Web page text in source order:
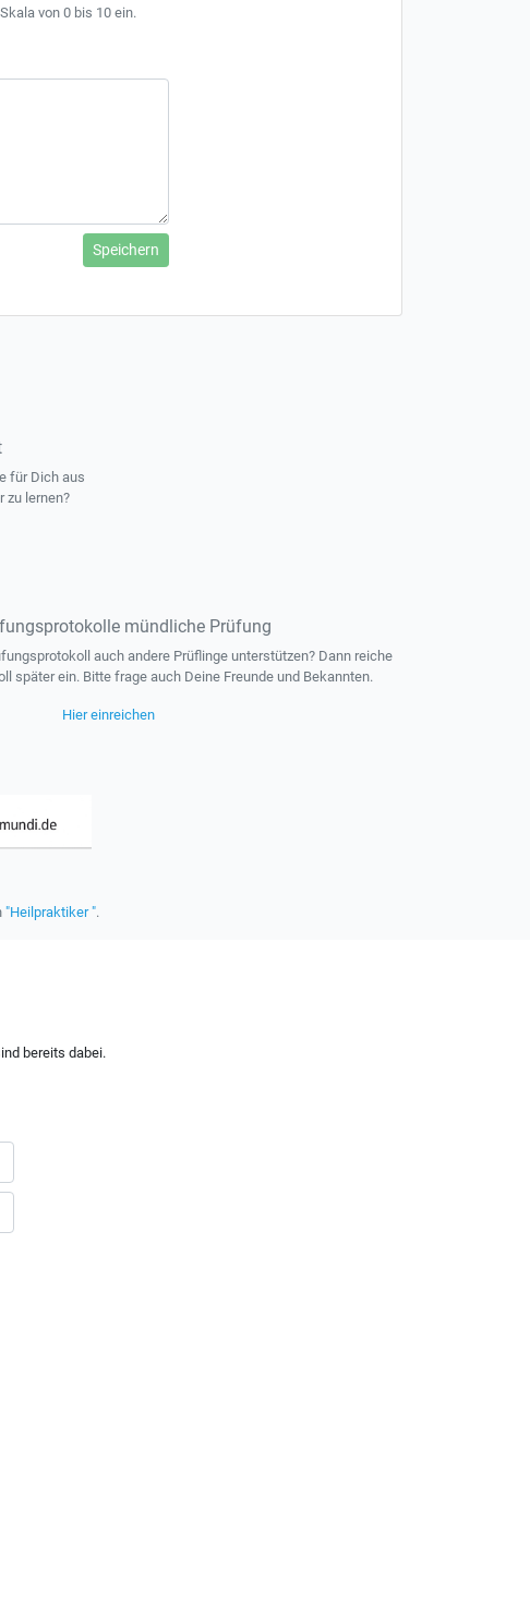
von 0 bis 10 ein.
Speichern
für Dich aus
zu lernen?
mündliche Prüfung
auch andere Prüflinge unterstützen? Dann reiche
später ein. Bitte frage auch Deine Freunde und Bekannten.
Hier einreichen
"Heilpraktiker ".
bereits dabei.